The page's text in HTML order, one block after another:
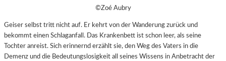
©Zoé Aubry
Geiser selbst tritt nicht auf. Er kehrt von der Wanderung zurück und
bekommt einen Schlaganfall. Das Krankenbett ist schon leer, als seine
Tochter anreist. Sich erinnernd erzählt sie, den Weg des Vaters in die
Demenz und die Bedeutungslosigkeit all seines Wissens in Anbetracht der